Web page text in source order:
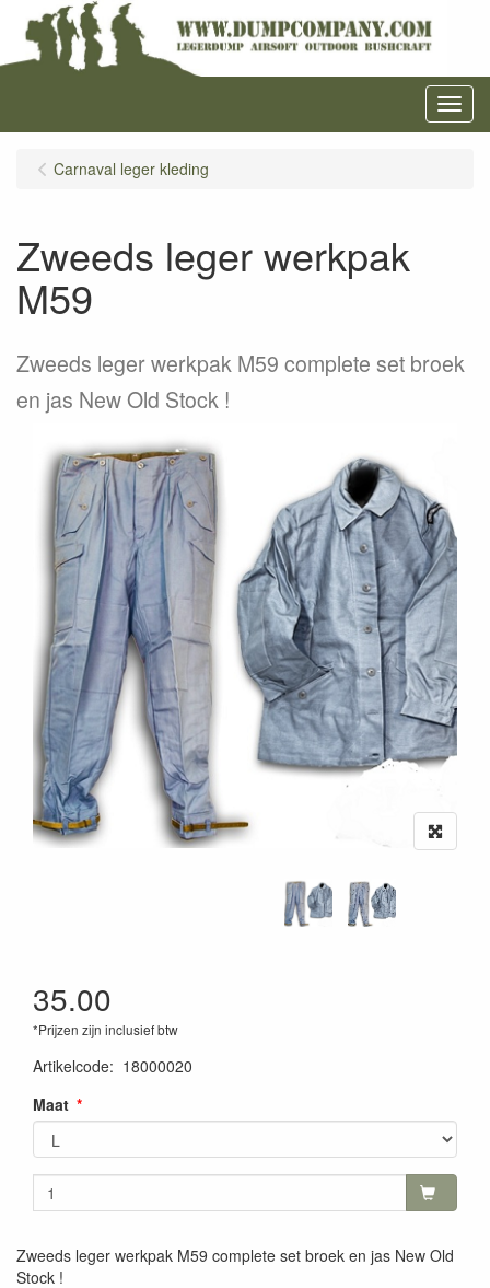
Menu
Carnaval leger kleding
Zweeds leger werkpak
M59
Zweeds leger werkpak M59 complete set broek
en jas New Old Stock !
35.00
*Prijzen zijn inclusief btw
Artikelcode: 18000020
Maat
Zweeds leger werkpak M59 complete set broek en jas New Old
Stock !